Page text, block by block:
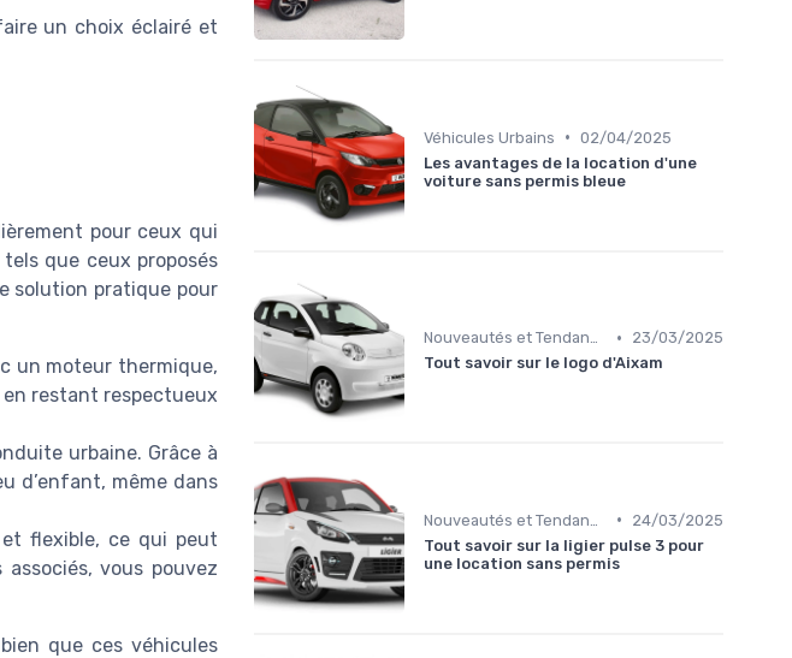
un choix éclairé et
pour ceux qui
que ceux proposés
solution pratique pour
un moteur thermique,
restant respectueux
urbaine. Grâce à
d’enfant, même dans
flexible, ce qui peut
vous pouvez
que ces véhicules
Véhicules Urbains • 02/04/2025
Les avantages de la location d'une
voiture sans permis bleue
Nouveautés et Tendances •
23/03/2025
Tout savoir sur le logo d'Aixam
•
24/03/2025
Tout savoir sur la ligier pulse 3 pour
une location sans permis